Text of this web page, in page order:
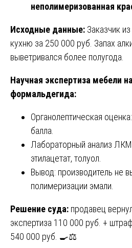
неполимеризованная
Исходные данные: Заказчик
кухню за 250 000 руб. Запах
выветривался более полугода.
Научная экспертиза мебели
формальдегида:
Органолептическая
балла.
Лабораторный анализ
этилацетат, толуол.
Вывод: производитель не
полимеризации эмали.
Решение суда: продавец
экспертиза 110 000 руб. +
540 000 руб. 🍳⚖️